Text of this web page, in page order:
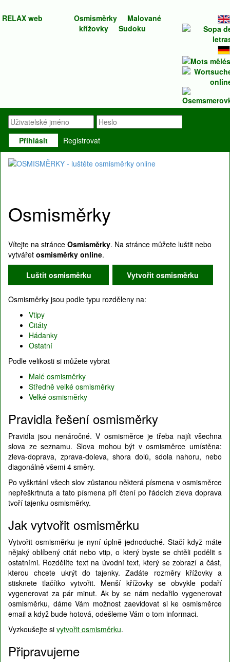
RELAX web Osmisměrky
Malované
křížovky
Sudoku
Přihlásit Registrovat
Osmisměrky
Vítejte na stránce Osmisměrky. Na stránce můžete luštit nebo
vytvářet osmisměrky online.
Luštit osmisměrku
Vytvořit osmisměrku
Osmisměrky jsou podle typu rozděleny na:
Vtipy
Citáty
Hádanky
Ostatní
Podle velikosti si můžete vybrat
Malé osmisměrky
Středně velké osmisměrky
Velké osmisměrky
Pravidla řešení osmisměrky
Pravidla jsou nenáročné. V osmisměrce je třeba najít všechna
slova ze seznamu. Slova mohou být v osmisměrce umístěna:
zleva-doprava, zprava-doleva, shora dolů, sdola nahoru, nebo
diagonálně všemi 4 směry.
Po vyškrtání všech slov zůstanou některá písmena v osmisměrce
nepřeškrtnuta a tato písmena při čtení po řádcích zleva doprava
tvoří tajenku osmisměrky.
Jak vytvořit osmisměrku
Vytvořit osmisměrku je nyní úplně jednoduché. Stačí když máte
nějaký oblíbený citát nebo vtip, o který byste se chtěli podělit s
ostatními. Rozdělíte text na úvodní text, který se zobrazí a část,
kterou chcete ukrýt do tajenky. Zadáte rozměry křížovky a
stisknete tlačítko vytvořit. Menší křížovky se obvykle podaří
vygenerovat za pár minut. Ak by se nám nedařilo vygenerovat
osmisměrku, dáme Vám možnost zaevidovat si ke osmisměrce
email a když bude hotová, odešleme Vám o tom informaci.
Vyzkoušejte si vytvořit osmisměrku.
Připravujeme